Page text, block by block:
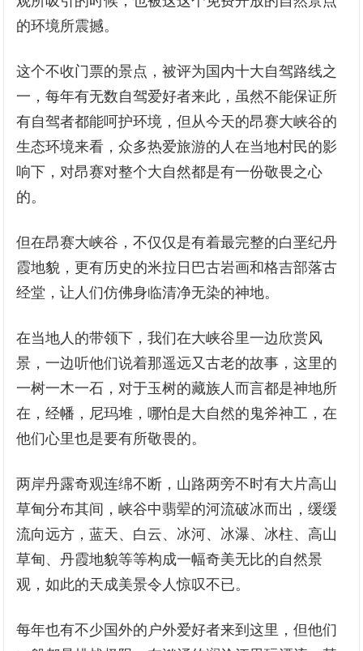
的环境所震撼。
这个不收门票的景点，被评为国内十大自驾路线之
一，每年有无数自驾爱好者来此，虽然不能保证所
有自驾者都能呵护环境，但从今天的昂赛大峡谷的
生态环境来看，众多热爱旅游的人在当地村民的影
响下，对昂赛对整个大自然都是有一份敬畏之心
的。
但在昂赛大峡谷，不仅仅是有着最完整的白垩纪丹
霞地貌，更有历史的米拉日巴古岩画和格吉部落古
经堂，让人们仿佛身临清净无染的神地。
在当地人的带领下，我们在大峡谷里一边欣赏风
景，一边听他们说着那遥远又古老的故事，这里的
一树一木一石，对于玉树的藏族人而言都是神地所
在，经幡，尼玛堆，哪怕是大自然的鬼斧神工，在
他们心里也是要有所敬畏的。
两岸丹露奇观连绵不断，山路两旁不时有大片高山
草甸分布其间，峡谷中翡翚的河流破冰而出，缓缓
流向远方，蓝天、白云、冰河、冰瀑、冰柱、高山
草甸、丹霞地貌等等构成一幅奇美无比的自然景
观，如此的天成美景令人惊叹不已。
每年也有不少国外的户外爱好者来到这里，但他们